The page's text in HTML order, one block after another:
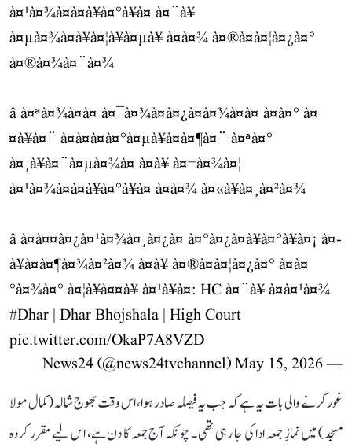
à¤¹à¤¾à¤à¤à¥à¤°à¥à¤ à¤¨à¥
à¤µà¤¾à¤à¥à¤¦à¥à¤µà¥ à¤à¤¾ à¤®à¤à¤¦à¤¿à¤°
à¤®à¤¾à¤¨à¤¾
â à¤ªà¤¾à¤à¤ à¤¯à¤¾à¤à¤¿à¤à¤¾à¤à¤ à¤à¤° à¤
¤à¥à¤¨ à¤à¤à¤à¤°à¤µà¥à¤à¤¶à¤¨ à¤ªà¤°
à¤¸à¥à¤¨à¤µà¤¾à¤ à¤à¥ à¤¬à¤¾à¤¦
à¤¹à¤¾à¤à¤à¥à¤°à¥à¤ à¤à¤¾ à¤«à¥à¤¸à¤²à¤¾
â à¤à¤¤à¤¿à¤¹à¤¾à¤¸à¤¿à¤ à¤°à¤¿à¤à¥à¤°à¥à¤¡ à¤­
à¥à¤à¤¶à¤¾à¤²à¤¾ à¤à¥ à¤®à¤à¤¦à¤¿à¤° à¤à¤
°à¤¾à¤° à¤¦à¥à¤¤à¥ à¤¹à¥à¤: HC à¤¨à¥ à¤à¤¹à¤¾
#Dhar | Dhar Bhojshala | High Court
pic.twitter.com/OkaP7A8VZD
— News24 (@news24tvchannel)
May 15, 2026
غور کرنے والی بات یہ ہے کہ جب یہ فیصلہ صادر ہوا، اس وقت بھوج شالہ (کمال مولا
مسجد) میں نمازِ جمعہ ادا کی جا رہی تھی۔ چونکہ آج جمعہ کا دن ہے، اس لیے مقرر کردہ